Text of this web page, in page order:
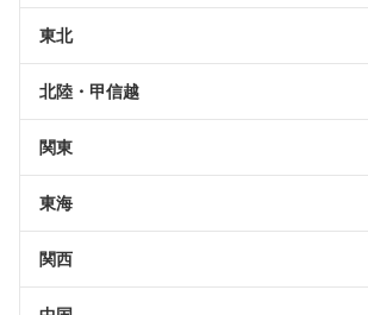
東北
北陸・甲信越
関東
東海
関西